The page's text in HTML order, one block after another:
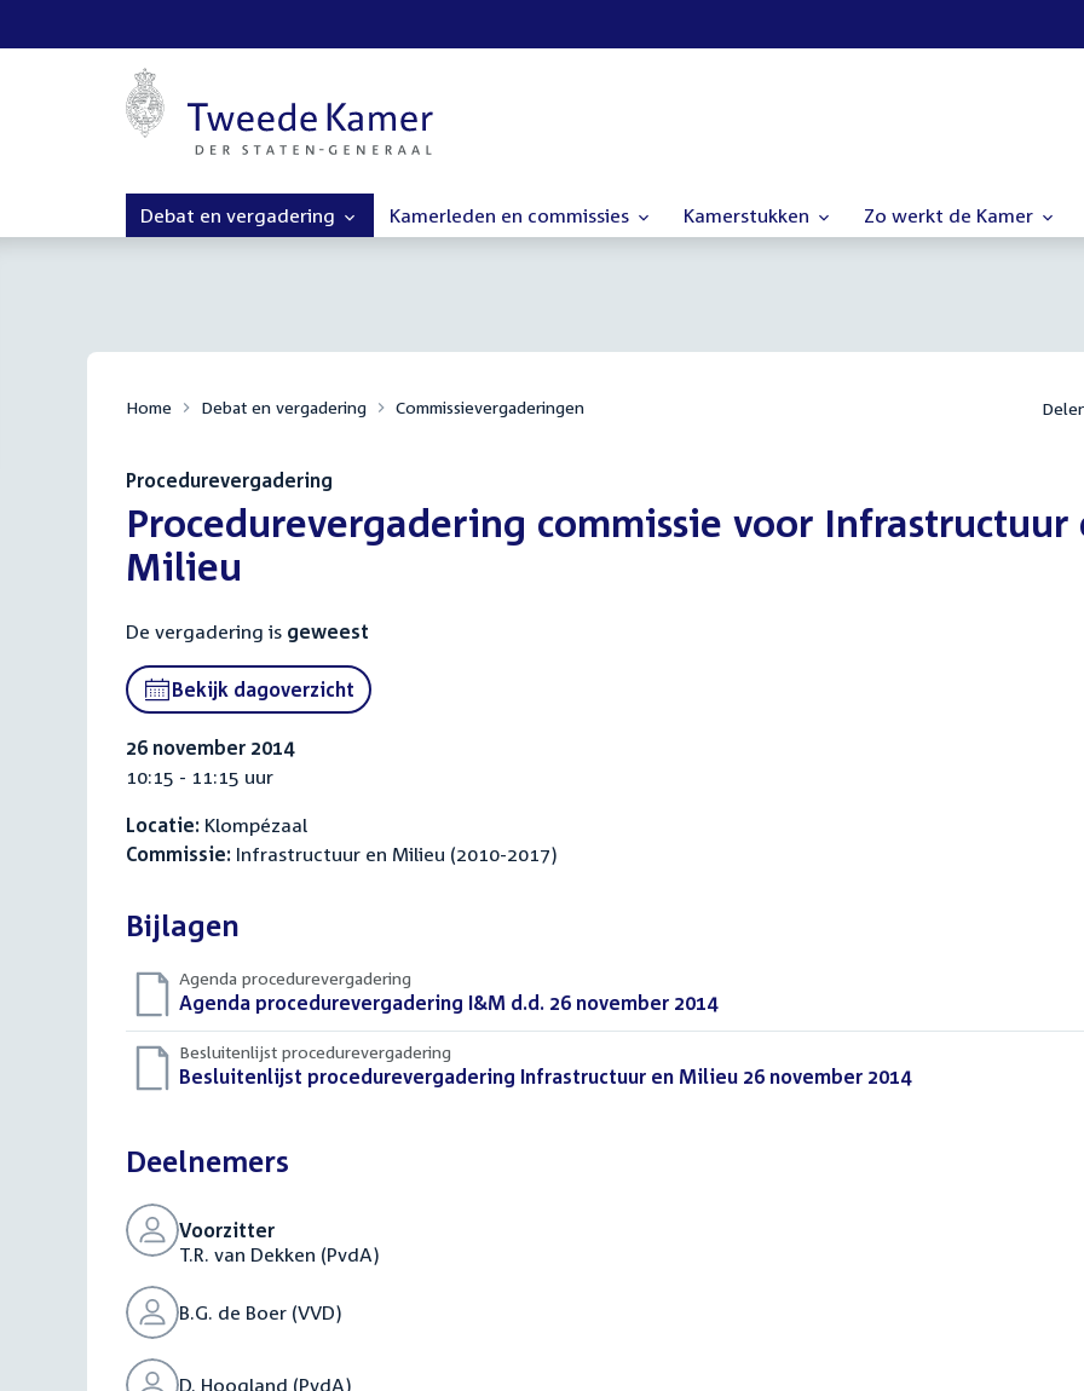
Debat en vergadering Kamerleden en commissies Kamerstukken Zo werkt de Kamer
Home Debat en vergadering Commissievergaderingen
Procedurevergadering
:Procedurevergadering commissie voor Infrastructuur
Milieu
De vergadering is geweest
Bekijk dagoverzicht
26 november 2014
10:15 - 11:15 uur
Locatie: Klompézaal
Commissie: Infrastructuur en Milieu (2010-2017)
Bijlagen
Agenda procedurevergadering
Download
bestand:
Agenda procedurevergadering I&M d.d. 26 november 2014(PDF)
Besluitenlijst procedurevergadering
Download
Besluitenlijst procedurevergadering Infrastructuur en Milieu 26 november 2014(PDF)
Deelnemers
Voorzitter
T.R. van Dekken (PvdA)
B.G. de Boer (VVD)
D. Hoogland (PvdA)